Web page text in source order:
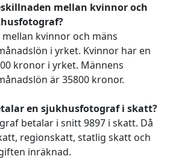
mellan kvinnor och
kvinnor och mäns
i yrket. Kvinnor har en
kronor i yrket. Männens
är 35800 kronor.
en sjukhusfotograf i skatt?
betalar i snitt 9897 i skatt. Då
regionskatt, statlig skatt och
inräknad.